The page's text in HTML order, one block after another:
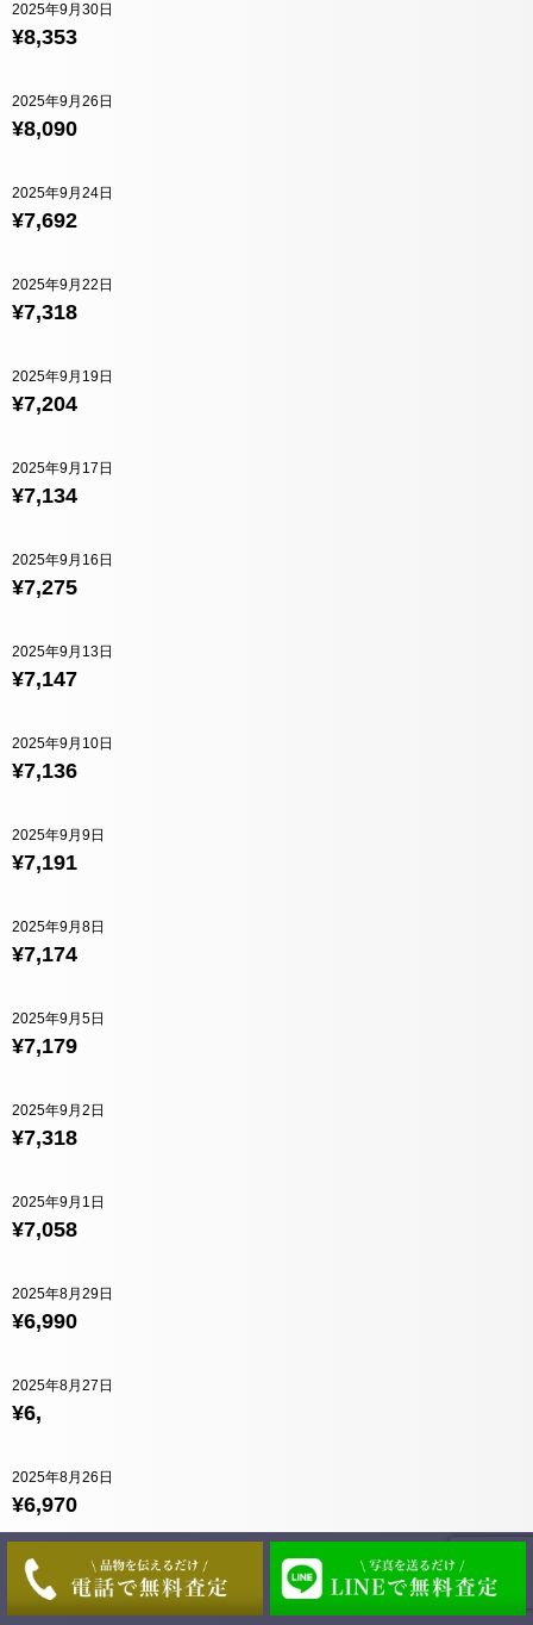
¥8,353
2025年9月30日
¥8,090
2025年9月26日
¥7,692
2025年9月24日
¥7,318
2025年9月22日
¥7,204
2025年9月19日
¥7,134
2025年9月17日
¥7,275
2025年9月16日
¥7,147
2025年9月13日
¥7,136
2025年9月10日
¥7,191
2025年9月9日
¥7,174
2025年9月8日
¥7,179
2025年9月5日
¥7,318
2025年9月2日
¥7,058
2025年9月1日
¥6,990
2025年8月29日
¥6,
2025年8月27日
¥6,970
2025年8月26日
¥7,026
2025年8月25日